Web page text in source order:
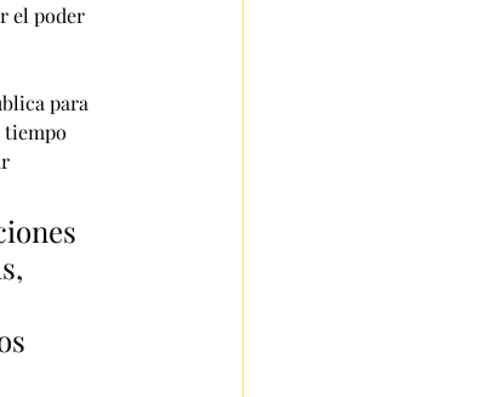
el poder
para
tiempo